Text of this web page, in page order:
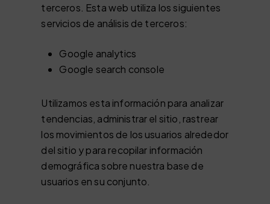
terceros. Esta web utiliza los siguientes
servicios de análisis de terceros:
Google analytics
Google search console
Utilizamos esta información para analizar
tendencias, administrar el sitio, rastrear
los movimientos de los usuarios alrededor
del sitio y para recopilar información
demográfica sobre nuestra base de
usuarios en su conjunto.